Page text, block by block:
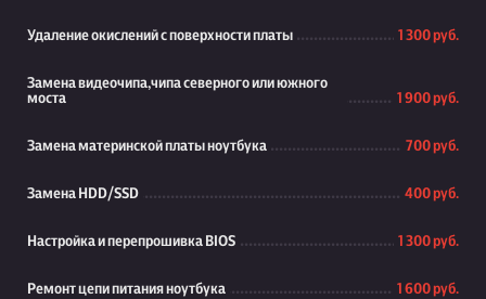
Удаление окислений с поверхности платы 1 300 руб.
Замена видеочипа,чипа северного или южного
моста
1 900 руб.
Замена материнской платы ноутбука 700 руб.
Замена HDD/SSD 400 руб.
Настройка и перепрошивка BIOS 1 300 руб.
Ремонт цепи питания ноутбука 1 600 руб.